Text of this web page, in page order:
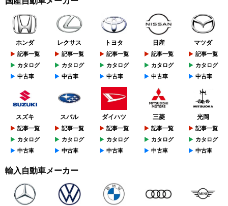
ホンダ
記事一覧
カタログ
中古車
レクサス
記事一覧
カタログ
中古車
トヨタ
記事一覧
カタログ
中古車
日産
記事一覧
カタログ
中古車
マツダ
記事一覧
カタログ
中古車
スズキ
記事一覧
カタログ
中古車
スバル
記事一覧
カタログ
中古車
ダイハツ
記事一覧
カタログ
中古車
三菱
記事一覧
カタログ
中古車
光岡
記事一覧
カタログ
中古車
輸入自動車メーカー